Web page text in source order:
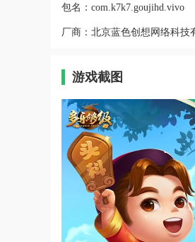
包名： com.k7k7.goujihd.vivo
厂商： 北京蓝色创想网络科技
游戏截图